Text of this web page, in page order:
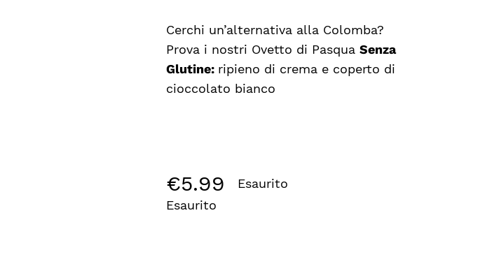
Cerchi un’alternativa alla Colomba?
Prova i nostri Ovetto di Pasqua Senza
Glutine: ripieno di crema e coperto di
cioccolato bianco
€5.99
Esaurito
Esaurito